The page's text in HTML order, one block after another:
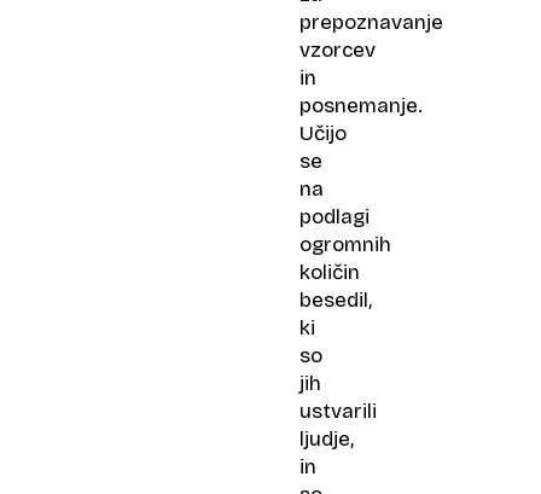
prepoznavanje
vzorcev
in
posnemanje.
Učijo
se
na
podlagi
ogromnih
količin
besedil,
ki
so
jih
ustvarili
ljudje,
in